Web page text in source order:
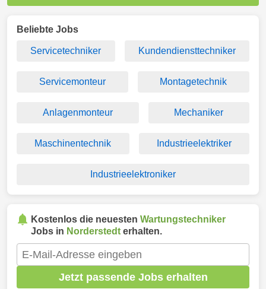
Beliebte Jobs
Servicetechniker Kundendiensttechniker
Servicemonteur Montagetechnik
Anlagenmonteur Mechaniker
Maschinentechnik Industrieelektriker
Industrieelektroniker
Kostenlos die neuesten Wartungstechniker
Jobs in Norderstedt erhalten.
Jetzt passende Jobs erhalten